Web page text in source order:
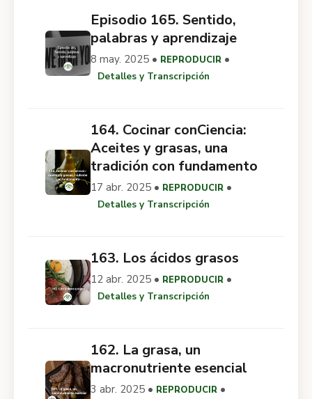
Episodio 165. Sentido,
palabras y aprendizaje
8 may. 2025 • REPRODUCIR •
Detalles y Transcripción
164. Cocinar conCiencia:
Aceites y grasas, una
tradición con fundamento
17 abr. 2025 • REPRODUCIR •
Detalles y Transcripción
163. Los ácidos grasos
12 abr. 2025 • REPRODUCIR •
Detalles y Transcripción
162. La grasa, un
macronutriente esencial
3 abr. 2025 • REPRODUCIR •